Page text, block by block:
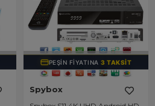
TÜKENDI
PEŞIN FIYATINA3 TAKSIT
Spybox